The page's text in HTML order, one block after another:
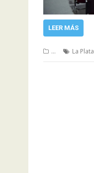
LEER MÁS
... La Plata